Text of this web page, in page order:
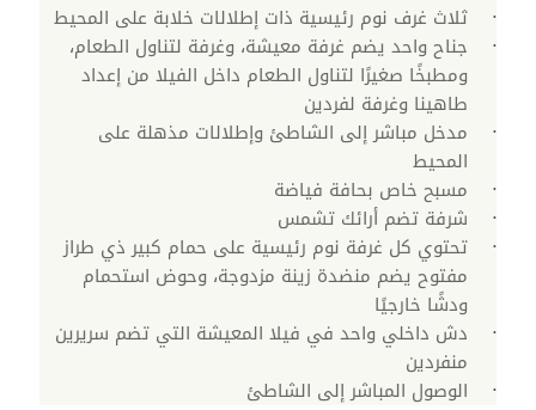
ثلاث غرف نوم رئيسية ذات إطلالات خلابة على المحيط
جناح واحد يضم غرفة معيشة، وغرفة لتناول الطعام،
ومطبخًا صغيرًا لتناول الطعام داخل الفيلا من إعداد
طاهينا وغرفة لفردين
مدخل مباشر إلى الشاطئ وإطلالات مذهلة على
المحيط‬
مسبح خاص بحافة فياضة
شرفة تضم أرائك تشمس
تحتوي كل غرفة نوم رئيسية على حمام كبير ذي طراز
مفتوح يضم منضدة زينة مزدوجة، وحوض استحمام
ودشًا خارجيًا
دش داخلي واحد في فيلا المعيشة التي تضم سريرين
منفردين
الوصول المباشر إلى الشاطئ